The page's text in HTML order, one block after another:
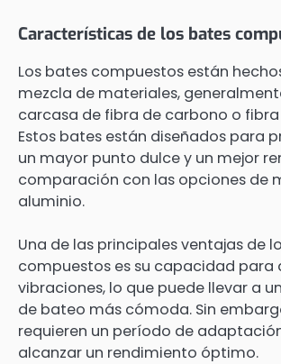
Características de los bates
Los bates compuestos están
mezcla de materiales,
carcasa de fibra de carbono o
Estos bates están diseñados para
un mayor punto dulce y un mejor
comparación con las opciones de
aluminio.
Una de las principales ventajas de
compuestos es su capacidad para
vibraciones, lo que puede llevar a
de bateo más cómoda. Sin
requieren un período de
alcanzar un rendimiento óptimo.